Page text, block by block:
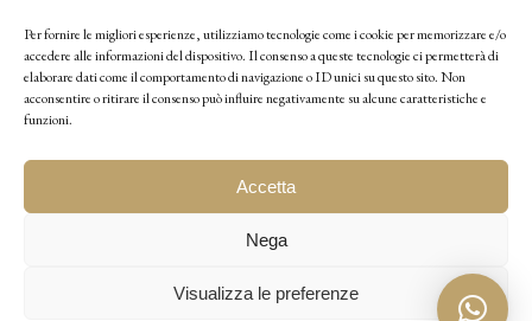
Per fornire le migliori esperienze, utilizziamo tecnologie come i cookie per memorizzare e/o
accedere alle informazioni del dispositivo. Il consenso a queste tecnologie ci permetterà di
elaborare dati come il comportamento di navigazione o ID unici su questo sito. Non
acconsentire o ritirare il consenso può influire negativamente su alcune caratteristiche e
funzioni.
Accetta
Nega
Visualizza le preferenze
INFORMATIVA PRIVACY
CONDIZIONI DI VENDITA